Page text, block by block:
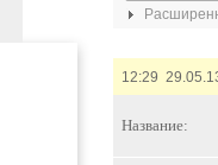
12:29
Название: